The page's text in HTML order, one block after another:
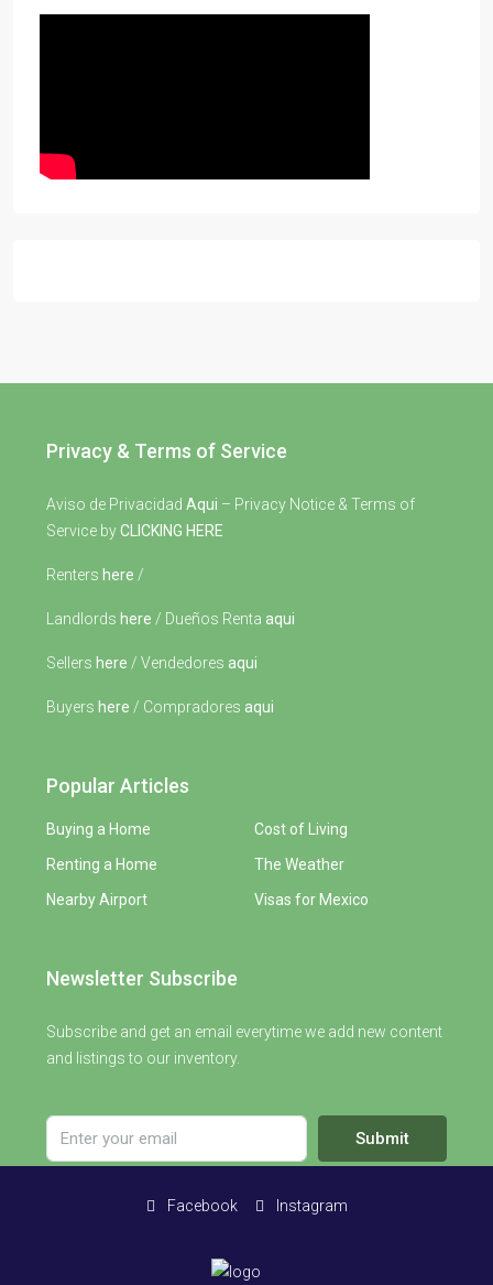
Privacy & Terms of Service
Aviso de Privacidad Aqui – Privacy Notice & Terms of
Service byCLICKING HERE
Renters here /
Landlords here / Dueños Renta aqui
Sellers here / Vendedores aqui
Buyers here / Compradores aqui
Popular Articles
Buying a Home
Renting a Home
Nearby Airport
Cost of Living
The Weather
Visas for Mexico
Newsletter Subscribe
Subscribe and get an email everytime we add new content
and listings to our inventory.
Submit
Facebook Instagram